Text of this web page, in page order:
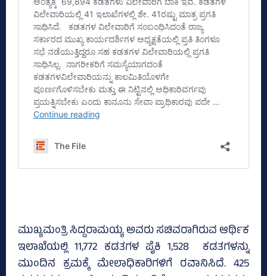
ಮುಖ್ಯಮಂತ್ರಿ ಸಿದ್ದರಾಮಯ್ಯ ಅವರು ಸಚಿವರಾಗಿರುವ ಆರ್ಥಿಕ
ಇಲಾಖೆಯಲ್ಲಿ 11,772 ಕಡತಗಳ ಪೈಕಿ 1,528 ಕಡತಗಳನ್ನು
ಮುಂದಿನ ಕ್ರಮಕ್ಕೆ ಮೇಲಾಧಿಕಾರಿಗಳಿಗೆ ರವಾನಿಸಿದೆ. 425